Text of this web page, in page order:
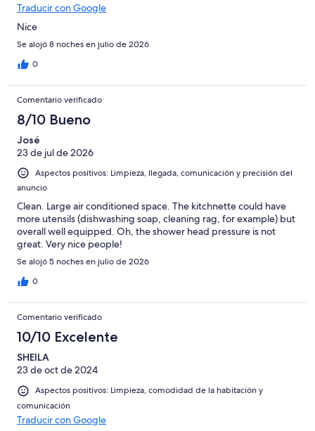
Horrible
Traducir con Google
Nice
Se alojó 8 noches en julio de 2026
0
Comentario verificado
8/10 Bueno
José
23 de jul de 2026
Aspectos positivos: Limpieza, llegada, comunicación y precisión del
anuncio
Clean. Large air conditioned space. The kitchnette could have
more utensils (dishwashing soap, cleaning rag, for example) but
overall well equipped. Oh, the shower head pressure is not
great. Very nice people!
Se alojó 5 noches en julio de 2026
0
Comentario verificado
10/10 Excelente
SHEILA
23 de oct de 2024
Aspectos positivos: Limpieza, comodidad de la habitación y
comunicación
Traducir con Google